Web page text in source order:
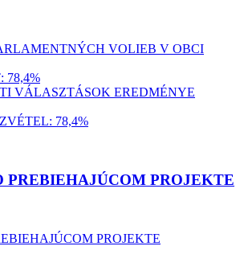
VOLIEB V OBCI
78,4%
VÁLASZTÁSOK EREDMÉNYE
78,4%
PREBIEHAJÚCOM PROJEKTE
PROJEKTE